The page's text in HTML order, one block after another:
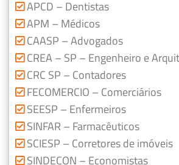
APCD – Dentistas
APM – Médicos
CAASP – Advogados
CREA – SP – Engenheiro e
CRC SP – Contadores
FECOMERCIO – Comerciários
SEESP – Enfermeiros
SINFAR – Farmacêuticos
SCIESP – Corretores de imóveis
SINDECON – Economistas